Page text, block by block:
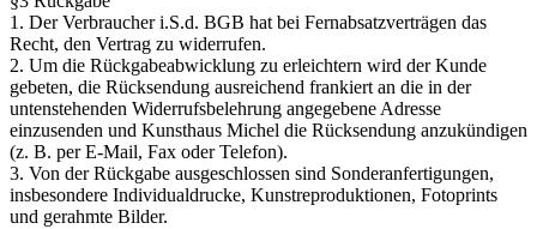
1. Der Verbraucher i.S.d. BGB hat bei Fernabsatzverträgen das
Recht, den Vertrag zu widerrufen.
2. Um die Rückgabeabwicklung zu erleichtern wird der Kunde
gebeten, die Rücksendung ausreichend frankiert an die in der
untenstehenden Widerrufsbelehrung angegebene Adresse
einzusenden und Kunsthaus Michel die Rücksendung anzukündigen
(z. B. per E-Mail, Fax oder Telefon).
3. Von der Rückgabe ausgeschlossen sind Sonderanfertigungen,
insbesondere Individualdrucke, Kunstreproduktionen, Fotoprints
und gerahmte Bilder.